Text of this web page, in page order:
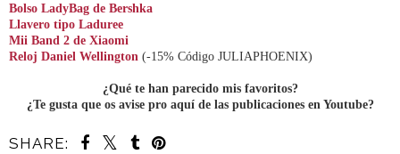
Bolso LadyBag de Bershka
Llavero tipo Laduree
Mii Band 2 de Xiaomi
Reloj Daniel Wellington (-15% Código JULIAPHOENIX)
¿Qué te han parecido mis favoritos?
¿Te gusta que os avise pro aquí de las publicaciones en Youtube?
SHARE: